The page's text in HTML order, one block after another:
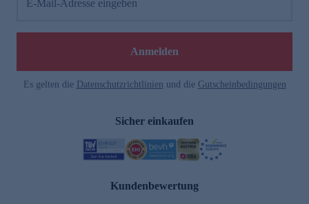
E-Mail-Adresse eingeben
Anmelden
Es gelten die Datenschutzrichtlinien und die Gutscheinbedingungen
Sicher einkaufen
Kundenbewertung